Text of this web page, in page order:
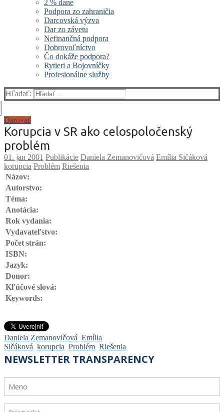
2 % dane
Podpora zo zahraničia
Darcovská výzva
Dar zo závetu
Nefinančná podpora
Dobrovoľníctvo
Čo dokáže podpora?
Rytieri a Bojovníčky
Profesionálne služby
Hľadať:
Darovať
Korupcia v SR ako celospoločenský
problém
Publikácie Daniela Zemanovičová Emília Sičáková
korupcia Problém Riešenia
Názov:
Autorstvo:
Téma:
Anotácia:
Rok vydania:
Vydavateľstvo:
Počet strán:
ISBN:
Jazyk:
Donor:
Kľúčové slová:
Keywords:
Daniela Zemanovičová Emília
Sičáková korupcia Problém Riešenia